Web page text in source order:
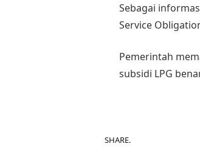
Sebagai
Service
Pemerintah
subsidi LPG
SHARE.